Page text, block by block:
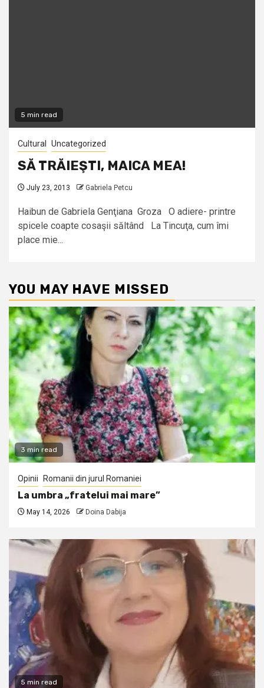
5 min read
Cultural Uncategorized
SĂ TRĂIEŞTI, MAICA MEA!
July 23, 2013 Gabriela Petcu
Haibun de Gabriela Genţiana Groza O adiere- printre
spicele coapte cosaşii săltând La Tincuţa, cum îmi
place mie...
YOU MAY HAVE MISSED
3 min read
Opinii Romanii din jurul Romaniei
La umbra „fratelui mai mare”
May 14, 2026 Doina Dabija
5 min read